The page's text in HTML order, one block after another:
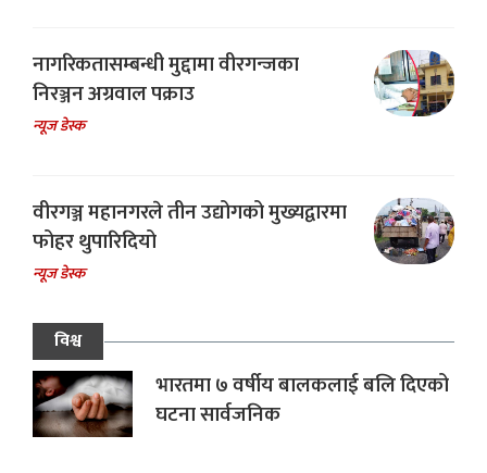
नागरिकतासम्बन्धी मुद्दामा वीरगन्जका
निरञ्जन अग्रवाल पक्राउ
न्यूज डेस्क
वीरगञ्ज महानगरले तीन उद्योगको मुख्यद्वारमा
फोहर थुपारिदियो
न्यूज डेस्क
विश्व
भारतमा ७ वर्षीय बालकलाई बलि दिएको
घटना सार्वजनिक